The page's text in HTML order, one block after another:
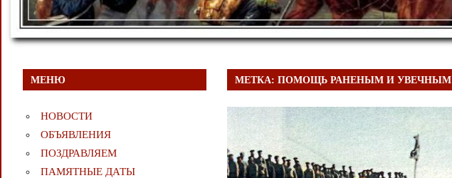
МЕТКА:ПОМОЩЬ РАНЕНЫМ И УВЕЧНЫМ
МЕНЮ
НОВОСТИ
ОБЪЯВЛЕНИЯ
ПОЗДРАВЛЯЕМ
ПАМЯТНЫЕ ДАТЫ